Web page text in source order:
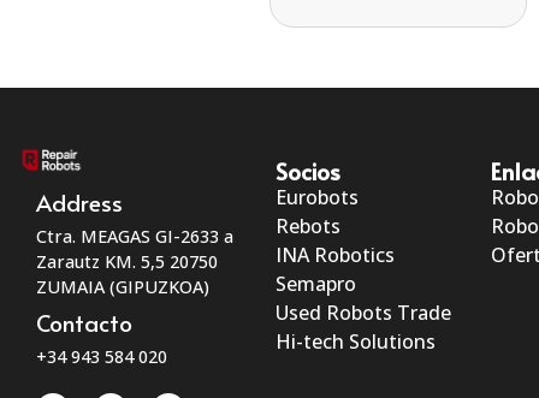
Address
Ctra. MEAGAS GI-2633 a
Zarautz KM. 5,5 20750
ZUMAIA (GIPUZKOA)
Contacto
+34 943 584 020
Socios
Eurobots
Rebots
INA Robotics
Semapro
Used Robots Trade
Hi-tech Solutions